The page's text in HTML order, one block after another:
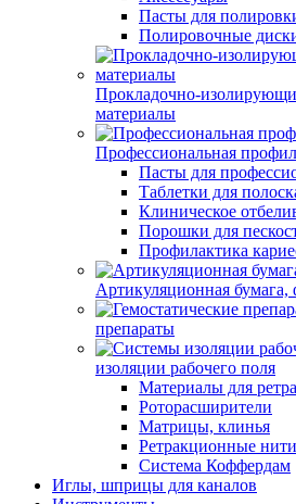
Пасты для
Полировочные
Прокладочно-
материалы
Профессиональная
Пасты для
Таблетки для
Клиническое
Порошки для
Профилактика
Артикуляционная бумага,
препараты
изоляции рабочего поля
Материалы для
Роторасширители
Матрицы, клинья
Ретракционные нити
Система Коффердам
Иглы, шприцы для каналов